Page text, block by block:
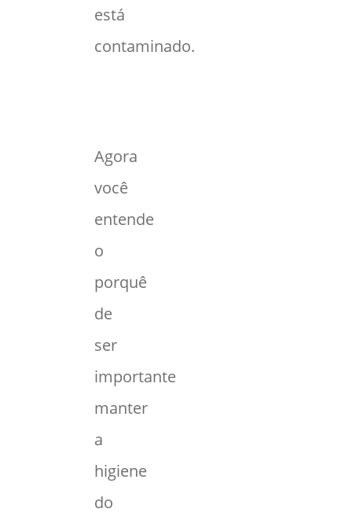
está
contaminado.
Agora
você
entende
o
porquê
de
ser
importante
manter
a
higiene
do